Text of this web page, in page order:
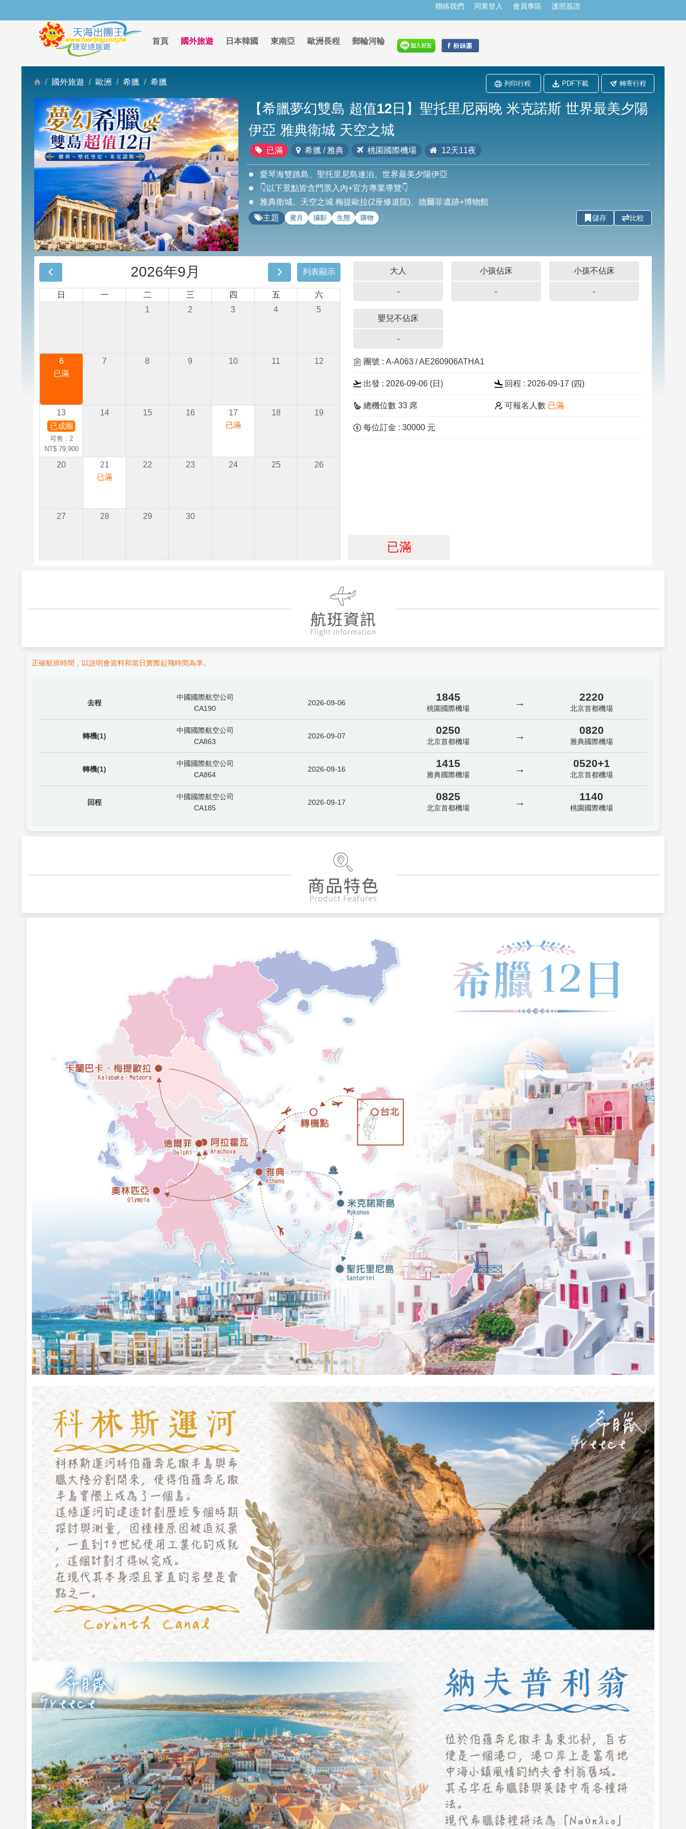
聯絡我們 同業登入 會員專區 護照簽證
首頁 國外旅遊 日本韓國 東南亞 歐洲長程 郵輪河輪
國外旅遊 歐洲 希臘 希臘 列印行程 PDF下載 轉寄行程
【希臘夢幻雙島 超值12日】聖托里尼兩晚 米克諾斯 世界最美夕陽
伊亞 雅典衛城 天空之城
已滿 希臘 / 雅典 桃園國際機場 12天11夜
愛琴海雙跳島、聖托里尼島連泊、世界最美夕陽伊亞
👇以下景點皆含門票入內+官方專業導覽👇
雅典衛城、天空之城 梅提歐拉(2座修道院)、德爾菲遺跡+博物館
主題
蜜月 攝影 生態 購物 儲存 比較
2026年9月 列表顯示
日 一 二 三 四 五
六
1
2 3 4 5
6
已滿
7 8 9 10 11 12
13
已成團
可售 : 2
NT$ 79,900
14 15 16
17
已滿
18 19
20
21
已滿
22 23 24 25 26
27 28 29 30
大人 小孩佔床 小孩不佔床
- - -
嬰兒不佔床
-
團號 : A-A063 / AE260906ATHA1
出發 : 2026-09-06 (日 ) 回程 : 2026-09-17 (四)
總機位數 33 席 可報名人數 已滿
每位訂金 : 30000 元
已滿
正確航班時間，以說明會資料和當日實際起飛時間為準。
去程
中國國際航空公司
CA190
2026-09-06 1845
桃園國際機場 → 2220
北京首都機場
轉機(1)
中國國際航空公司
CA863
2026-09-07 0250
北京首都機場 → 0820
雅典國際機場
轉機(1)
中國國際航空公司
CA864
2026-09-16 1415
雅典國際機場 → 0520+1
北京首都機場
回程
中國國際航空公司
CA185
2026-09-17 0825
北京首都機場 → 1140
桃園國際機場